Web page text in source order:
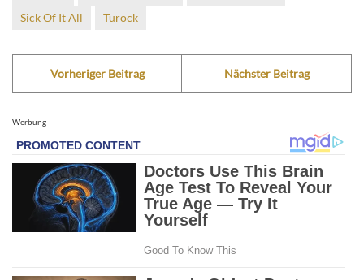
Sick Of It All
Turock
Vorheriger Beitrag Nächster Beitrag
Werbung